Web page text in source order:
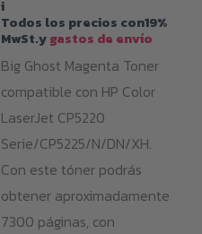
i
Todos los precios con19%
MwSt.ygastos de envío
Big Ghost Magenta Toner
compatible con HP Color
LaserJet CP5220
Serie/CP5225/N/DN/XH.
Con este tóner podrás
obtener aproximadamente
7300 páginas, con